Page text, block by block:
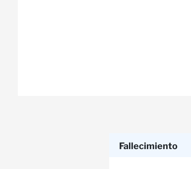
Fallecimiento